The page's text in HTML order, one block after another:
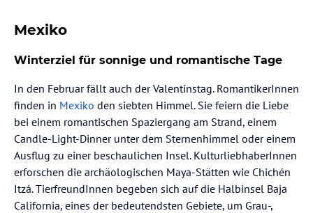
Mexiko
Winterziel für sonnige und romantische Tage
In den Februar fällt auch der Valentinstag. RomantikerInnen
finden in Mexiko den siebten Himmel. Sie feiern die Liebe
bei einem romantischen Spaziergang am Strand, einem
Candle-Light-Dinner unter dem Sternenhimmel oder einem
Ausflug zu einer beschaulichen Insel. KulturliebhaberInnen
erforschen die archäologischen Maya-Stätten wie Chichén
Itzá. TierfreundInnen begeben sich auf die Halbinsel Baja
California, eines der bedeutendsten Gebiete, um Grau-,